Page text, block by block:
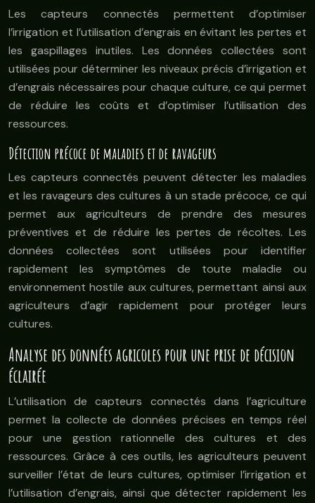
Les capteurs connectés permettent d’optimiser
l’irrigation et l’utilisation d’engrais en évitant les pertes et
les gaspillages inutiles. Les données collectées sont
utilisées pour déterminer les niveaux précis d’irrigation et
d’engrais nécessaires pour chaque culture, ce qui permet
de réduire les coûts et d’optimiser l’utilisation des
ressources.
Détection précoce de maladies et de ravageurs
Les capteurs connectés peuvent détecter les maladies
et les ravageurs des cultures à un stade précoce, ce qui
permet aux agriculteurs de prendre des mesures
préventives et de réduire les pertes de récoltes. Les
données collectées sont utilisées pour identifier
rapidement les symptômes de toute maladie ou
environnement hostile aux cultures, permettant ainsi aux
agriculteurs d’agir rapidement pour protéger leurs
cultures.
Analyse des données agricoles pour une prise de décision
éclairée
L’utilisation de capteurs connectés dans l’agriculture
permet la collecte de données précises en temps réel
pour une gestion rationnelle des cultures et des
ressources. Grâce à ces outils, les agriculteurs peuvent
surveiller l’état de leurs cultures, optimiser l’irrigation et
l’utilisation d’engrais, ainsi que détecter rapidement les